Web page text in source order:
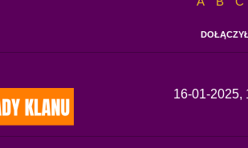
DOŁĄCZYŁ
16-01-2025,